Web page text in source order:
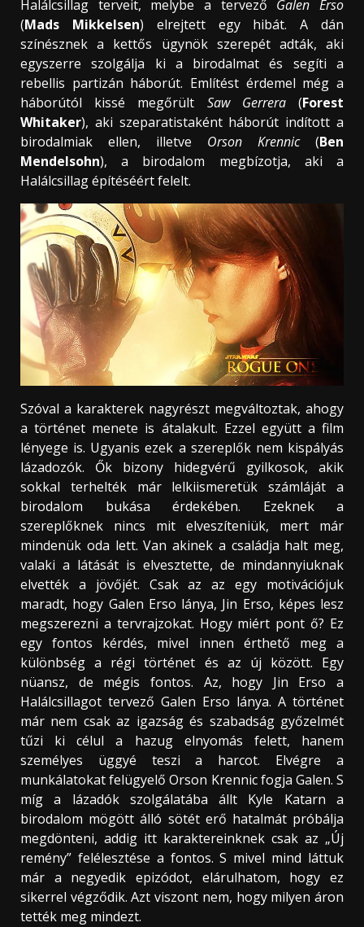
Halálcsillag terveit, melybe a tervező Galen Erso
(Mads Mikkelsen) elrejtett egy hibát. A dán
színésznek a kettős ügynök szerepét adták, aki
egyszerre szolgálja ki a birodalmat és segíti a
rebellis partizán háborút. Említést érdemel még a
háborútól kissé megőrült Saw Gerrera(Forest
Whitaker), aki szeparatistaként háborút indított a
birodalmiak ellen, illetve Orson Krennic(Ben
Mendelsohn), a birodalom megbízotja, aki a
Halálcsillag építéséért felelt.
Szóval a karakterek nagyrészt megváltoztak, ahogy
a történet menete is átalakult. Ezzel együtt a film
lényege is. Ugyanis ezek a szereplők nem kispályás
lázadozók. Ők bizony hidegvérű gyilkosok, akik
sokkal terhelték már lelkiismeretük számláját a
birodalom bukása érdekében. Ezeknek a
szereplőknek nincs mit elveszíteniük, mert már
mindenük oda lett. Van akinek a családja halt meg,
valaki a látását is elvesztette, de mindannyiuknak
elvették a jövőjét. Csak az az egy motivációjuk
maradt, hogy Galen Erso lánya, Jin Erso, képes lesz
megszerezni a tervrajzokat. Hogy miért pont ő? Ez
egy fontos kérdés, mivel innen érthető meg a
különbség a régi történet és az új között. Egy
nüansz, de mégis fontos. Az, hogy Jin Erso a
Halálcsillagot tervező Galen Erso lánya. A történet
már nem csak az igazság és szabadság győzelmét
tűzi ki célul a hazug elnyomás felett, hanem
személyes üggyé teszi a harcot. Elvégre a
munkálatokat felügyelő Orson Krennic fogja Galen. S
míg a lázadók szolgálatába állt Kyle Katarn a
birodalom mögött álló sötét erő hatalmát próbálja
megdönteni, addig itt karaktereinknek csak az „Új
remény” felélesztése a fontos. S mivel mind láttuk
már a negyedik epizódot, elárulhatom, hogy ez
sikerrel végződik. Azt viszont nem, hogy milyen áron
tették meg mindezt.